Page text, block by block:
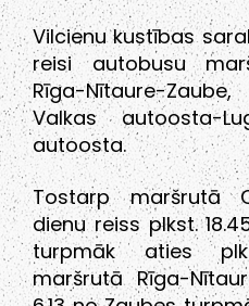
Vilcienu kustības
reisi autobusu
Rīga-Nītaure-
Valkas autoosta-
autoosta.
Tostarp maršrutā
dienu reiss plkst.
turpmāk aties
maršrutā Rīga-